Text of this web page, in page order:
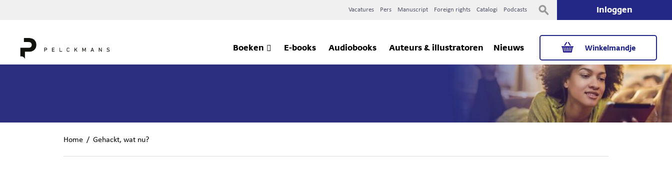
Vacatures Pers Manuscript Foreign rights Catalogi Podcasts Inloggen
Winkelmandje
Boeken E-books Audiobooks Auteurs & illustratoren Nieuws
Home / Gehackt, wat nu?